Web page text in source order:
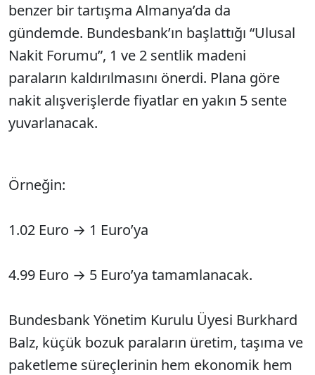
benzer bir tartışma Almanya’da da
gündemde. Bundesbank’ın başlattığı “Ulusal
Nakit Forumu”, 1 ve 2 sentlik madeni
paraların kaldırılmasını önerdi. Plana göre
nakit alışverişlerde fiyatlar en yakın 5 sente
yuvarlanacak.
Örneğin:
1.02 Euro → 1 Euro’ya
4.99 Euro → 5 Euro’ya tamamlanacak.
Bundesbank Yönetim Kurulu Üyesi Burkhard
Balz, küçük bozuk paraların üretim, taşıma ve
paketleme süreçlerinin hem ekonomik hem